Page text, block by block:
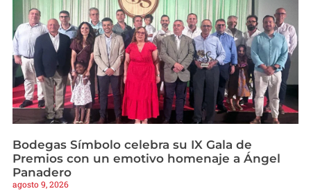
Bodegas Símbolo celebra su IX Gala de
Premios con un emotivo homenaje a Ángel
Panadero
agosto 9, 2026